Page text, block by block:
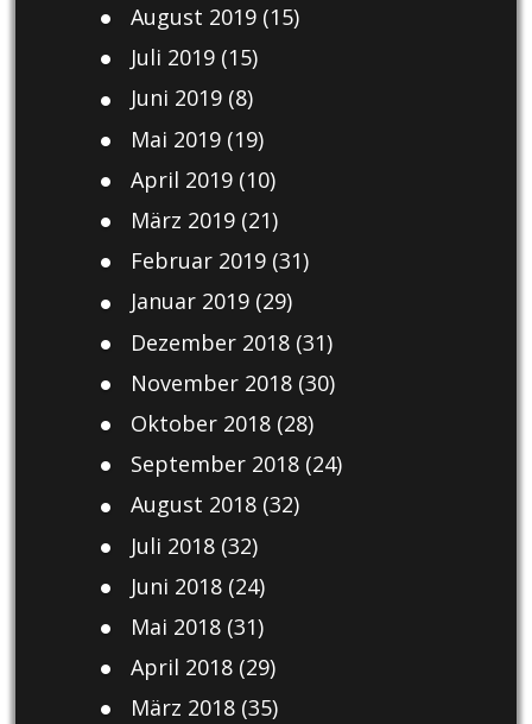
August 2019(15)
Juli 2019(15)
Juni 2019(8)
Mai 2019(19)
April 2019(10)
März 2019(21)
Februar 2019(31)
Januar 2019(29)
Dezember 2018(31)
November 2018(30)
Oktober 2018(28)
September 2018(24)
August 2018(32)
Juli 2018(32)
Juni 2018(24)
Mai 2018(31)
April 2018(29)
März 2018(35)